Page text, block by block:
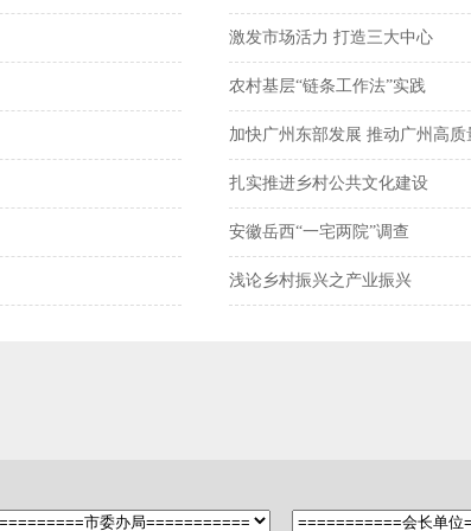
激发市场活力 打造三大中心
农村基层“链条工作法”实践
加快广州东部发展 推动广州高质
扎实推进乡村公共文化建设
安徽岳西“一宅两院”调查
浅论乡村振兴之产业振兴